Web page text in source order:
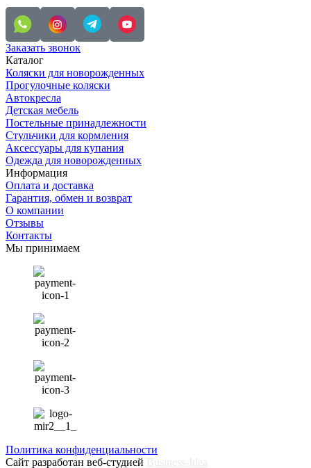
Заказать звонок
Каталог
Коляски для новорожденных
Прогулочные коляски
Автокресла
Детская мебель
Постельные принадлежности
Стульчики для кормления
Аксессуары для купания
Одежда для новорожденных
Информация
Оплата и доставка
Гарантия, обмен и возврат
О компании
Отзывы
Контакты
Мы принимаем
Политика конфиденциальности
Сайт разработан веб-студией